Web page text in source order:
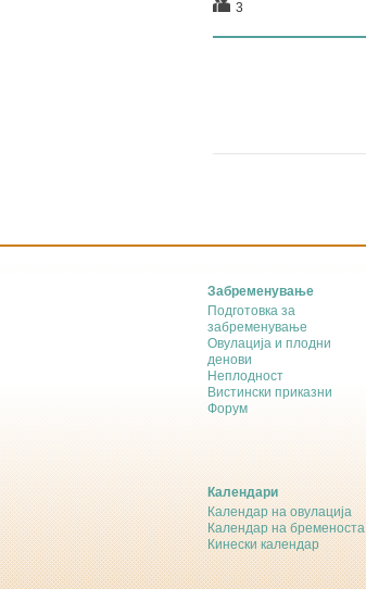
3
Забременување
Подготовка за
забременување
Овулација и плодни
денови
Неплодност
Вистински приказни
Форум
Календари
Календар на овулација
Календар на бременоста
Кинески календар